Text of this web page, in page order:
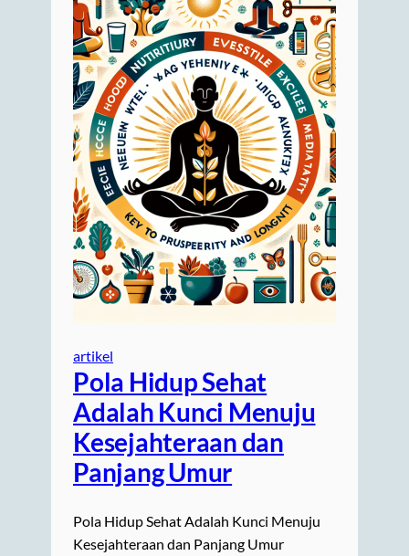
artikel
Pola Hidup Sehat
Adalah Kunci Menuju
Kesejahteraan dan
Panjang Umur
Pola Hidup Sehat Adalah Kunci Menuju
Kesejahteraan dan Panjang Umur